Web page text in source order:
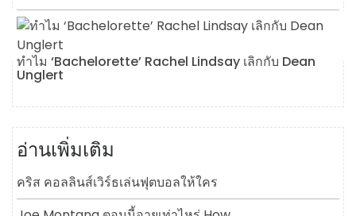
ทำไม ‘Bachelorette’ Rachel Lindsay เลิกกับ Dean
Unglert
อ่านเพิ่มเติม
คริส คอลลินส์เวิร์ธเล่นฟุตบอลให้ใคร